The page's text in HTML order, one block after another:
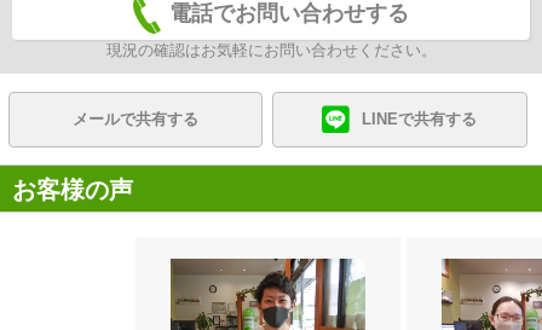
電話でお問い合わせする
現況の確認はお気軽にお問い合わせください。
メールで共有する LINEで共有する
お客様の声